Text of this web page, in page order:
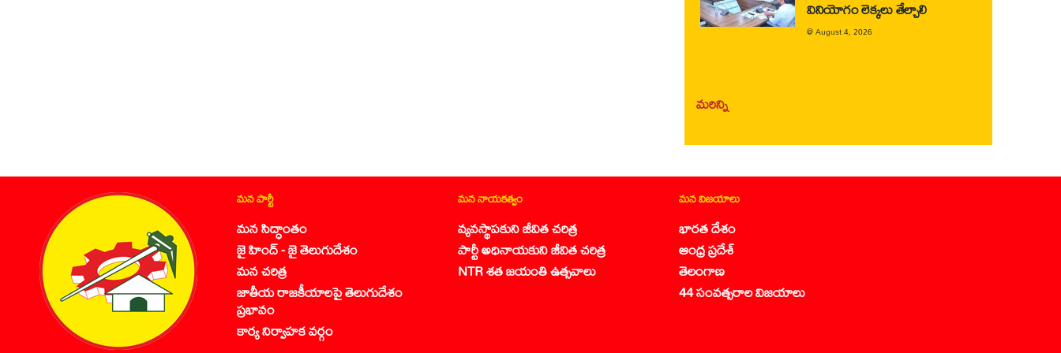
వినియోగం లెక్కలు తేల్చాలి
@August 4, 2026
మరిన్ని
మన పార్టీ
మన సిద్ధాంతం
జై హింద్ - జై తెలుగుదేశం
మన చరిత్ర
జాతీయ రాజకీయాలపై తెలుగుదేశం
ప్రభావం
కార్య నిర్వాహక వర్గం
మన నాయకత్వం
వ్యవస్థాపకుని జీవిత చరిత్ర
పార్టీ అధినాయకుని జీవిత చరిత్ర
NTR శత జయంతి ఉత్సవాలు
మన విజయాలు
భారత దేశం
ఆంధ్ర ప్రదేశ్
తెలంగాణ
44 సంవత్సరాల విజయాలు